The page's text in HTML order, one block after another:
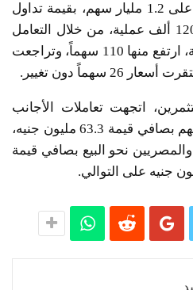
وتم التداول خلال التعاملات على 1.2 مليار سهم، بقيمة تداول
بلغت 3.9 مليار جنيه عبر 120.4 ألف عملية، من خلال التعامل
على 218 سهماً خلال الجلسة، ارتفع منها 110 سهماً، وتراجعت
اتجهت تعاملات الأجانب
وحدهم نحو الشراء في الأسهم بصافي قيمة 63.3 مليون جنيه،
نحو البيع بصافي قيمة